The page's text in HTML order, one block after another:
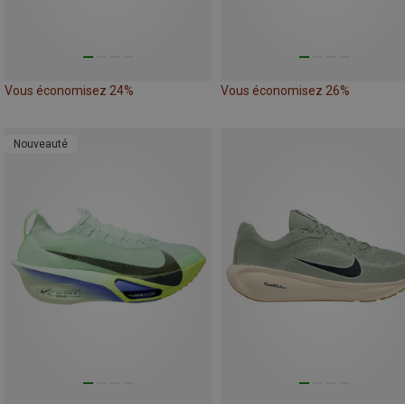
Vous économisez 24% Vous économisez 26%
Nouveauté